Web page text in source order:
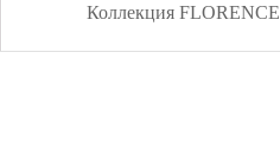
Коллекция FLORENCE